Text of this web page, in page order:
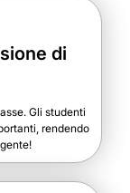
di
Gli studenti
rendendo